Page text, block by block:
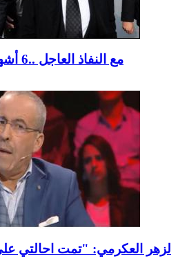
مع النفاذ العاجل ..6 أشهر سجنا للأخوين القروي
لزهر العكرمي: "تمت احالتي